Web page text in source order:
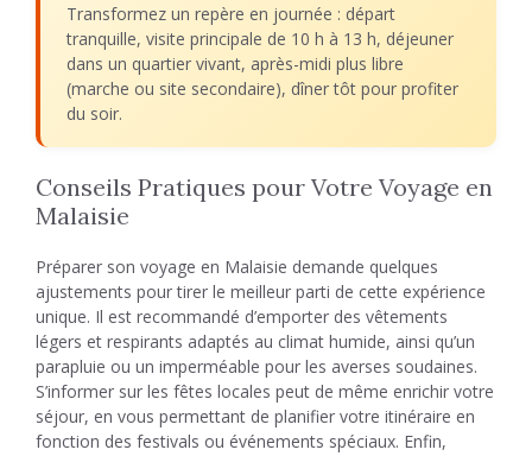
Transformez un repère en journée : départ
tranquille, visite principale de 10 h à 13 h, déjeuner
dans un quartier vivant, après-midi plus libre
(marche ou site secondaire), dîner tôt pour profiter
du soir.
Conseils Pratiques pour Votre Voyage en
Malaisie
Préparer son voyage en Malaisie demande quelques
ajustements pour tirer le meilleur parti de cette expérience
unique. Il est recommandé d’emporter des vêtements
légers et respirants adaptés au climat humide, ainsi qu’un
parapluie ou un imperméable pour les averses soudaines.
S’informer sur les fêtes locales peut de même enrichir votre
séjour, en vous permettant de planifier votre itinéraire en
fonction des festivals ou événements spéciaux. Enfin,